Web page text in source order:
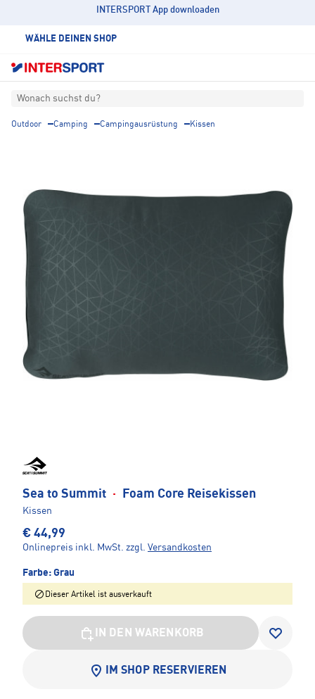
INTERSPORT App downloaden
WÄHLE DEINEN SHOP
Wonach suchst du?
Outdoor Camping Campingausrüstung Kissen
Sea to Summit · Foam Core Reisekissen
Kissen
€ 44,99
Onlinepreis inkl. MwSt. zzgl. Versandkosten
Farbe: Grau
Dieser Artikel ist ausverkauft
IN DEN WARENKORB
IM SHOP RESERVIEREN